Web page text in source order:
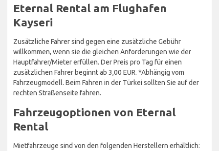
Eternal Rental am Flughafen
Kayseri
Zusätzliche Fahrer sind gegen eine zusätzliche Gebühr
willkommen, wenn sie die gleichen Anforderungen wie der
Hauptfahrer/Mieter erfüllen. Der Preis pro Tag für einen
zusätzlichen Fahrer beginnt ab 3,00 EUR. *Abhängig vom
Fahrzeugmodell. Beim Fahren in der Türkei sollten Sie auf der
rechten Straßenseite fahren.
Fahrzeugoptionen von Eternal
Rental
Mietfahrzeuge sind von den folgenden Herstellern erhältlich: